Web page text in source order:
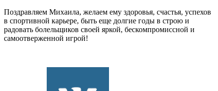
Поздравляем Михаила, желаем ему здоровья, счастья, успехов
в спортивной карьере, быть еще долгие годы в строю и
радовать болельщиков своей яркой, бескомпромиссной и
самоотверженной игрой!